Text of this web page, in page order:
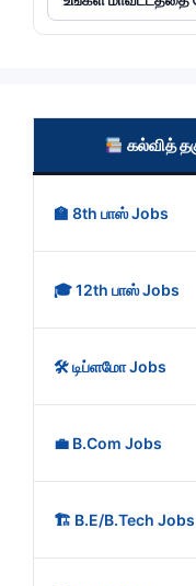
கல்வித்
🏫 8th பாஸ் Jobs
🎓 12th பாஸ் Jobs
🛠️ டிப்ளமோ Jobs
💼 B.Com Jobs
🏗️ B.E/B.Tech Jobs